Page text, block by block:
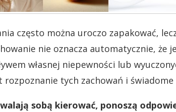
często można uroczo zapakować,
nie oznacza automatycznie, że
własnej niepewności lub
rozpoznanie tych zachowań i świadome
sobą kierować, ponoszą